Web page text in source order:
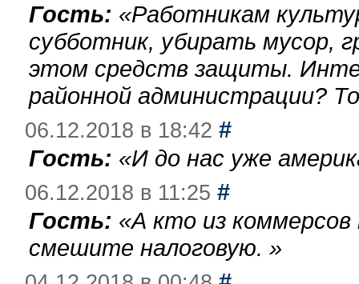
Гость: «Работникам
субботник, убирать мусор,
этом средств защиты.
районной администрации?
06.12.2018 в 18:42 #
Гость: «И до нас уже
06.12.2018 в 11:25 #
Гость: «А кто из
смешите налоговую. »